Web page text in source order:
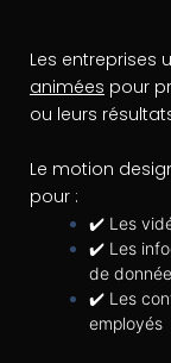
Les entreprises
animées pour
ou leurs
Le motion
pour :
✔️ Les
✔️ Les
de
✔️ Les
employés